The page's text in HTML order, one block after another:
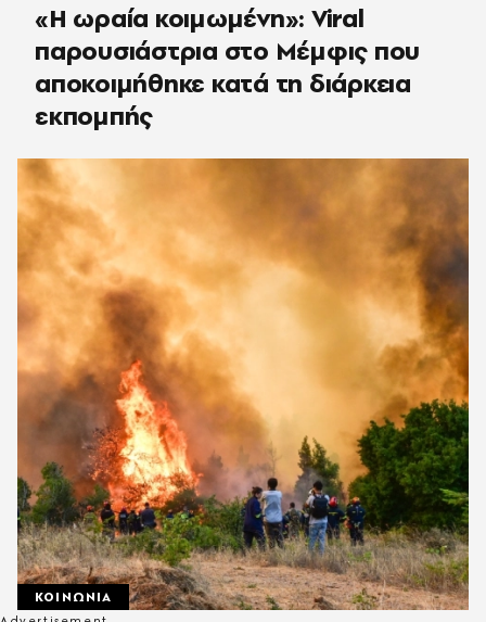
«H ωραία κοιμωμένη»: Viral
παρουσιάστρια στο Μέμφις που
αποκοιμήθηκε κατά τη διάρκεια
εκπομπής
ΚΟΙΝΩΝΙΑ